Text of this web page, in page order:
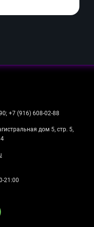
+7 (916) 608-02-88
дом 5, стр. 5,
21:00